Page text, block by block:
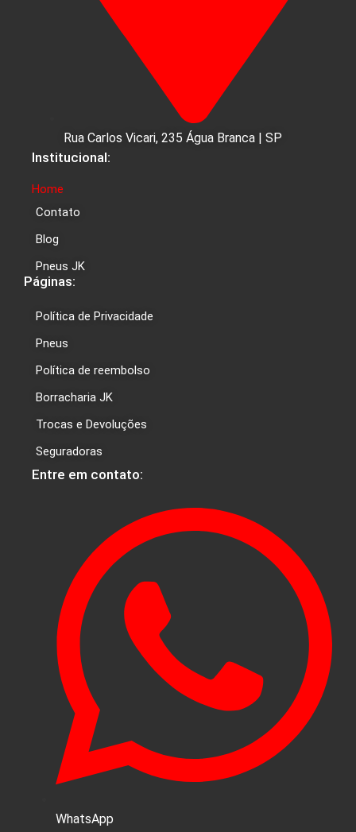
Rua Carlos Vicari, 235 Água Branca | SP
Institucional:
Home
Contato
Blog
Pneus JK
Páginas:
Política de Privacidade
Pneus
Política de reembolso
Borracharia JK
Trocas e Devoluções
Seguradoras
Entre em contato:
WhatsApp